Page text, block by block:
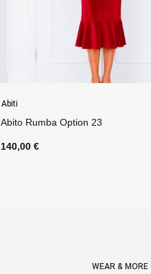
Gonne
Tubino Vita Alta Paillettes Option 19
75,00 €
WEAR & MORE